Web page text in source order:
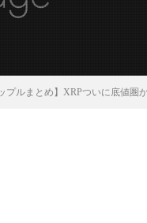
プルまとめ】XRPついに底値圏